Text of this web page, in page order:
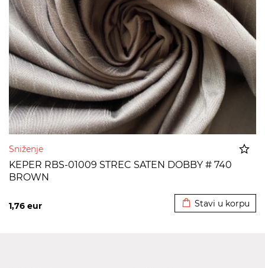
Sniženje
KEPER RBS-01009 STREC SATEN DOBBY # 740
BROWN
1,76 eur Stavi u korpu